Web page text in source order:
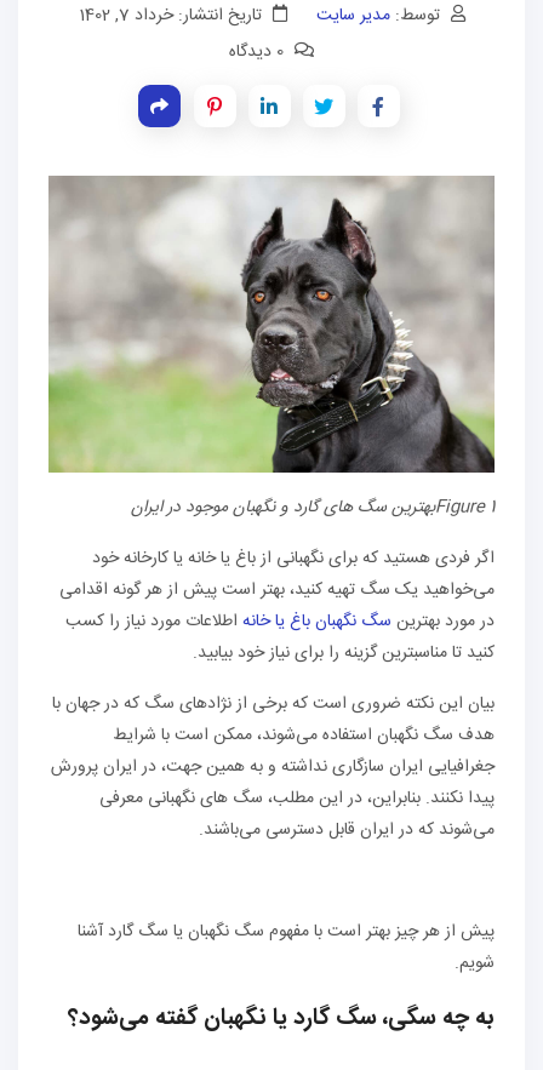
توسط:مدیر سایت
تاریخ انتشار: خرداد 7, 1402
Figure 1بهترین سگ های گارد و نگهبان موجود در ایران
اگر فردی هستید که برای نگهبانی از باغ یا خانه یا کارخانه خود
می‌خواهید یک سگ تهیه کنید، بهتر است پیش از هر گونه اقدامی
در مورد بهترین سگ نگهبان باغ یا خانه اطلاعات مورد نیاز را کسب
کنید تا مناسبترین گزینه را برای نیاز خود بیابید.
بیان این نکته ضروری است که برخی از نژادهای سگ که در جهان با
هدف سگ نگهبان استفاده می‌شوند، ممکن است با شرایط
جغرافیایی ایران سازگاری نداشته و به همین جهت، در ایران پرورش
پیدا نکنند. بنابراین، در این مطلب، سگ های نگهبانی معرفی
می‌شوند که در ایران قابل دسترسی می‌باشند.
پیش از هر چیز بهتر است با مفهوم سگ نگهبان یا سگ گارد آشنا
شویم.
به چه سگی، سگ گارد یا نگهبان گفته می‌شود؟